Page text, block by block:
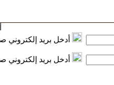
أدخل بريد
أدخل بريد